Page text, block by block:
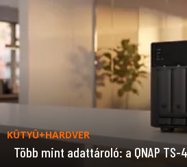
KÜTYÜ+HARDVER
Több mint adattároló: a QNAP TS-